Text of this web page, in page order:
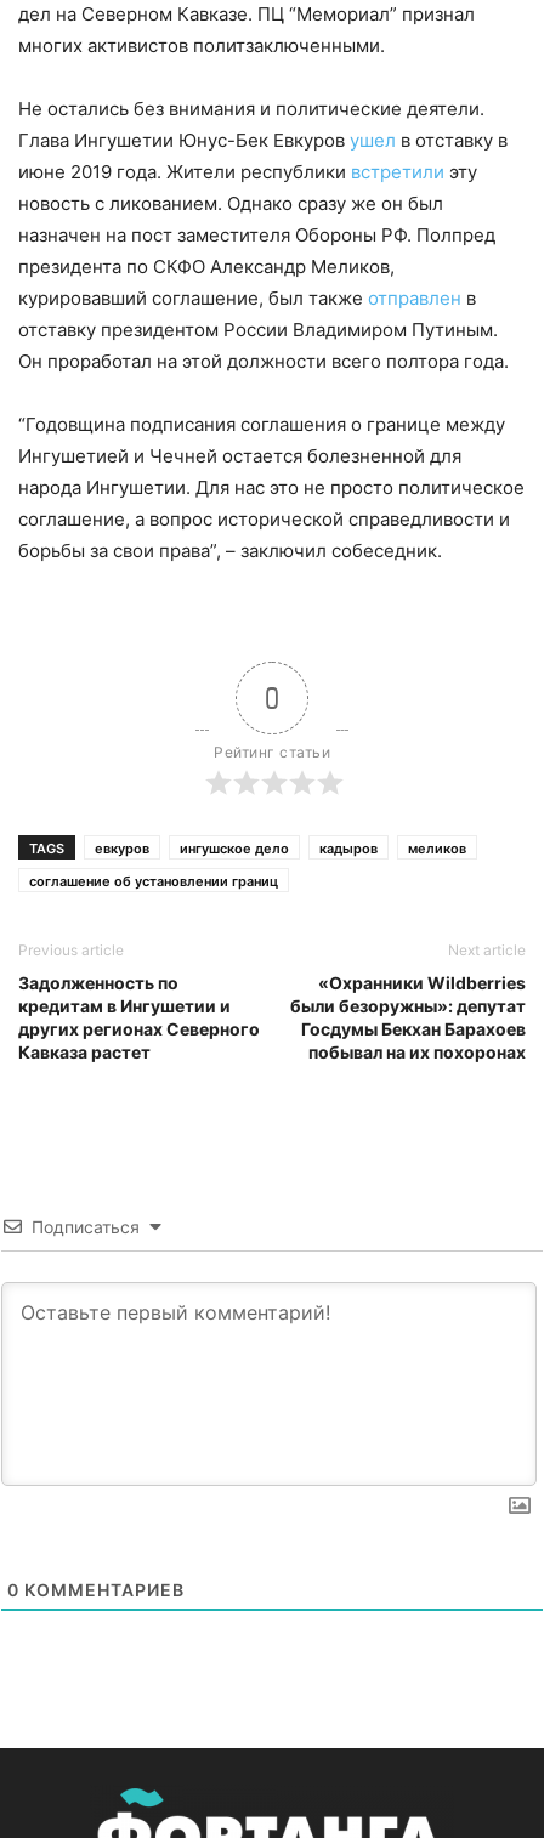
дел на Северном Кавказе. ПЦ “Мемориал” признал
многих активистов политзаключенными.
Не остались без внимания и политические деятели.
Глава Ингушетии Юнус-Бек Евкуров ушел в отставку в
июне 2019 года. Жители республики встретили эту
новость с ликованием. Однако сразу же он был
назначен на пост заместителя Обороны РФ. Полпред
президента по СКФО Александр Меликов,
курировавший соглашение, был также отправлен в
отставку президентом России Владимиром Путиным.
Он проработал на этой должности всего полтора года.
“Годовщина подписания соглашения о границе между
Ингушетией и Чечней остается болезненной для
народа Ингушетии. Для нас это не просто политическое
соглашение, а вопрос исторической справедливости и
борьбы за свои права”, – заключил собеседник.
0
Рейтинг статьи
TAGS евкуров ингушское дело кадыров
меликов
соглашение об установлении границ
Previous article
Задолженность по
кредитам в Ингушетии и
других регионах Северного
Кавказа растет
Next article
«Охранники Wildberries
были безоружны»: депутат
Госдумы Бекхан Барахоев
побывал на их похоронах
Подписаться
0 КОММЕНТАРИЕВ